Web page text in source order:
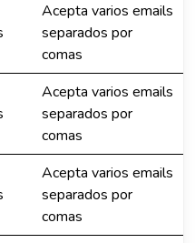
Acepta varios emails
separados por
comas
Acepta varios emails
separados por
comas
Acepta varios emails
separados por
comas